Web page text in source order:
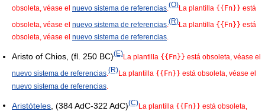
obsoleta, véase el nuevo sistema de referencias (O)La plantilla {{Fn}} está
obsoleta, véase el nuevo sistema de referencias (R)La plantilla {{Fn}} está
obsoleta, véase el nuevo sistema de referencias.
Aristo of Chios, (fl. 250 BC)(E)La plantilla {{Fn}} está obsoleta, véase el
nuevo sistema de referencias (R)La plantilla {{Fn}} está obsoleta, véase el
nuevo sistema de referencias
Aristóteles , (384 AdC-322 AdC)(C)La plantilla {{Fn}} está obsoleta,